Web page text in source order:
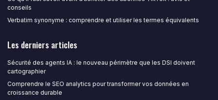
conseils
Verbatim synonyme : comprendre et utiliser les termes équivalents
Les derniers articles
Sécurité des agents IA : le nouveau périmètre que les DSI doivent
cartographier
Comprendre le SEO analytics pour transformer vos données en
croissance durable